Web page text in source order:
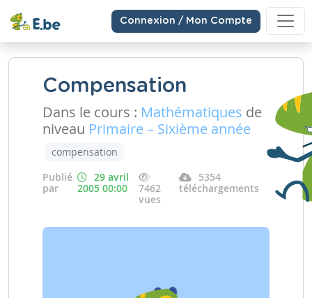
Connexion / Mon Compte
Compensation
Dans le cours : Mathématiques de
niveau Primaire – Sixième année
compensation
Publié
par
29 avril
2005 00:00
7462
vues
5354
téléchargements